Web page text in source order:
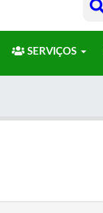
SERVIÇOS